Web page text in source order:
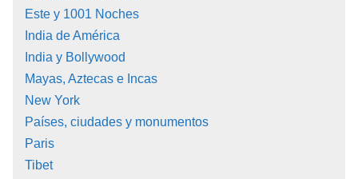
Este y 1001 Noches
India de América
India y Bollywood
Mayas, Aztecas e Incas
New York
Países, ciudades y monumentos
Paris
Tibet